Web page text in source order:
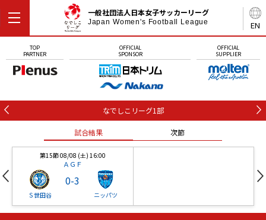
EN
一般社団法人日本女子サッカーリーグ
Japan Women's Football League
TOP
PARTNER
OFFICIAL
SPONSOR
OFFICIAL
SUPPLIER
なでしこリーグ1部
試合結果 次節
第15節 08/08 (土) 16:00
ＡＧＦ
Ｓ世田谷
0-3
ニッパツ